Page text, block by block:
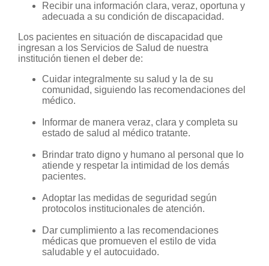
Recibir una información clara, veraz, oportuna y
adecuada a su condición de discapacidad.
Los pacientes en situación de discapacidad que
ingresan a los Servicios de Salud de nuestra
institución tienen el deber de:
Cuidar integralmente su salud y la de su
comunidad, siguiendo las recomendaciones del
médico.
Informar de manera veraz, clara y completa su
estado de salud al médico tratante.
Brindar trato digno y humano al personal que lo
atiende y respetar la intimidad de los demás
pacientes.
Adoptar las medidas de seguridad según
protocolos institucionales de atención.
Dar cumplimiento a las recomendaciones
médicas que promueven el estilo de vida
saludable y el autocuidado.